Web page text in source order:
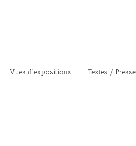
Vues d’expositions Textes / Presse